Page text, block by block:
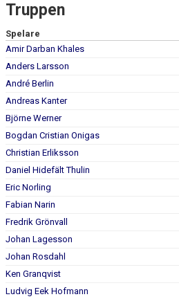
BILDGALLERI
Truppen
Spelare
Amir Darban Khales
Anders Larsson
André Berlin
Andreas Kanter
Björne Werner
Bogdan Cristian Onigas
Christian Erliksson
Daniel Hidefält Thulin
Eric Norling
Fabian Narin
Fredrik Grönvall
Johan Lagesson
Johan Rosdahl
Ken Granqvist
Ludvig Eek Hofmann